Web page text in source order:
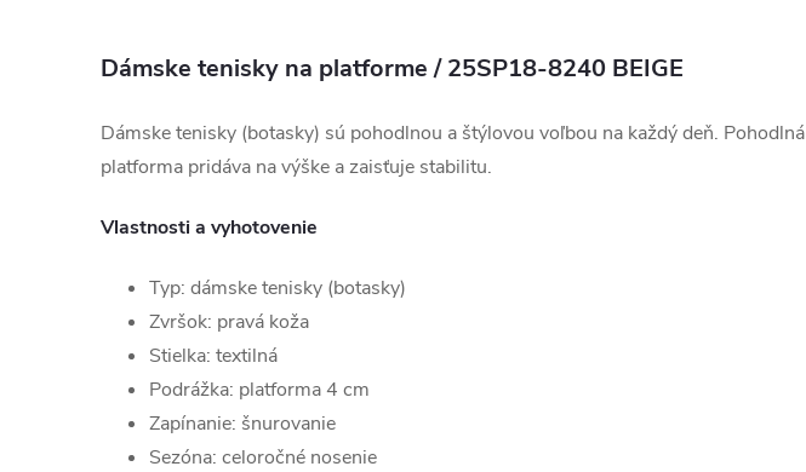
Dámske tenisky na platforme / 25SP18-8240 BEIGE
Dámske tenisky (botasky) sú pohodlnou a štýlovou voľbou na každý deň. Pohodlná
platforma pridáva na výške a zaisťuje stabilitu.
Vlastnosti a vyhotovenie
Typ: dámske tenisky (botasky)
Zvršok: pravá koža
Stielka: textilná
Podrážka: platforma 4 cm
Zapínanie: šnurovanie
Sezóna: celoročné nosenie